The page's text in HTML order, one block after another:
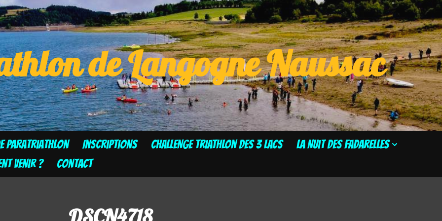
de Langogne Naussac
Paratriathlon Inscriptions CHALLENGE TRIATHLON DES 3 LACS
La Nuit des Fadarelles
venir ? Contact